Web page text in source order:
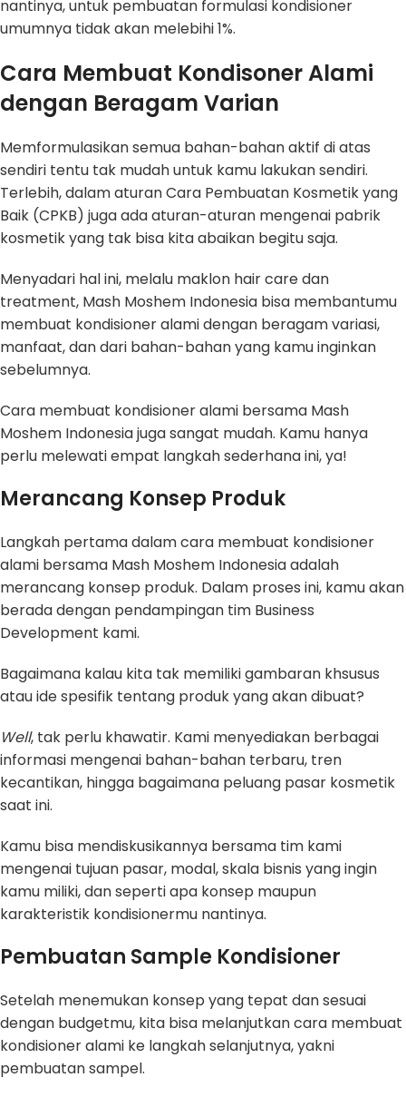
nantinya, untuk pembuatan formulasi kondisioner
umumnya tidak akan melebihi 1%.
Cara Membuat Kondisoner Alami
dengan Beragam Varian
Memformulasikan semua bahan-bahan aktif di atas
sendiri tentu tak mudah untuk kamu lakukan sendiri.
Terlebih, dalam aturan Cara Pembuatan Kosmetik yang
Baik (CPKB) juga ada aturan-aturan mengenai pabrik
kosmetik yang tak bisa kita abaikan begitu saja.
Menyadari hal ini, melalu maklon hair care dan
treatment, Mash Moshem Indonesia bisa membantumu
membuat kondisioner alami dengan beragam variasi,
manfaat, dan dari bahan-bahan yang kamu inginkan
sebelumnya.
Cara membuat kondisioner alami bersama Mash
Moshem Indonesia juga sangat mudah. Kamu hanya
perlu melewati empat langkah sederhana ini, ya!
Merancang Konsep Produk
Langkah pertama dalam cara membuat kondisioner
alami bersama Mash Moshem Indonesia adalah
merancang konsep produk. Dalam proses ini, kamu akan
berada dengan pendampingan tim Business
Development kami.
Bagaimana kalau kita tak memiliki gambaran khsusus
atau ide spesifik tentang produk yang akan dibuat?
Well, tak perlu khawatir. Kami menyediakan berbagai
informasi mengenai bahan-bahan terbaru, tren
kecantikan, hingga bagaimana peluang pasar kosmetik
saat ini.
Kamu bisa mendiskusikannya bersama tim kami
mengenai tujuan pasar, modal, skala bisnis yang ingin
kamu miliki, dan seperti apa konsep maupun
karakteristik kondisionermu nantinya.
Pembuatan Sample Kondisioner
Setelah menemukan konsep yang tepat dan sesuai
dengan budgetmu, kita bisa melanjutkan cara membuat
kondisioner alami ke langkah selanjutnya, yakni
pembuatan sampel.